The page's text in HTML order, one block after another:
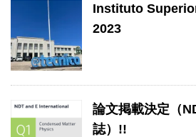
Instituto
2023
論文掲載決定（
誌）!!